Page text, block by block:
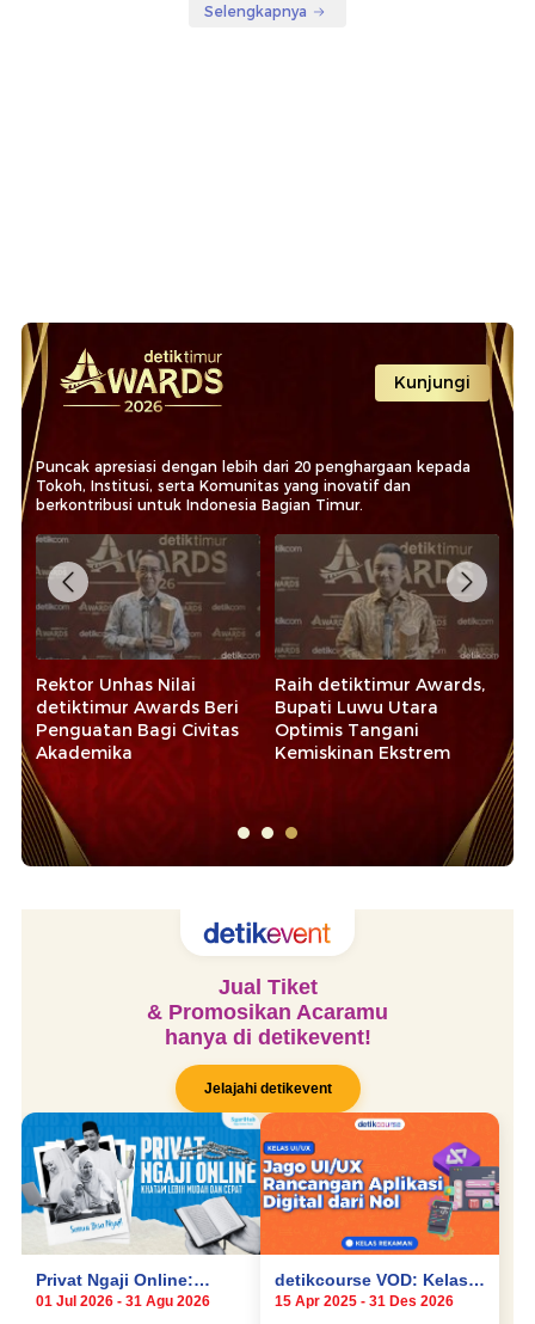
Selengkapnya
Kunjungi
Puncak apresiasi dengan lebih dari 20 penghargaan kepada
Tokoh, Institusi, serta Komunitas yang inovatif dan
berkontribusi untuk Indonesia Bagian Timur.
Rektor Unhas Nilai
detiktimur Awards Beri
Penguatan Bagi Civitas
Akademika
Raih detiktimur Awards,
Bupati Luwu Utara
Optimis Tangani
Kemiskinan Ekstrem